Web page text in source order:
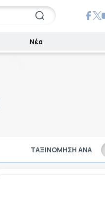
Νέα
ΤΑΞΙΝΌΜΗΣΗ ΑΝΆ